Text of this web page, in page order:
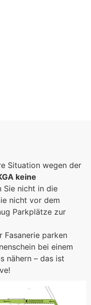
Situation wegen der
keine
Sie nicht in die
nicht vor dem
Parkplätze zur
Fasanerie parken
bei einem
nähern – das ist